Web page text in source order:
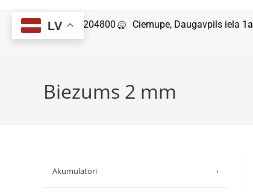
29204800 Ciemupe, Daugavpils iela 1a
Biezums 2 mm
Akumulatori ›
LV